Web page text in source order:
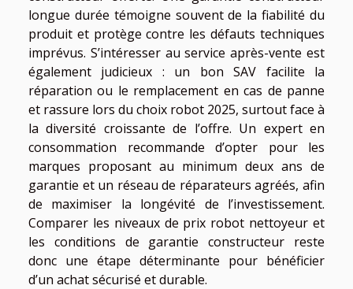
longue durée témoigne souvent de la fiabilité du
produit et protège contre les défauts techniques
imprévus. S’intéresser au service après-vente est
également judicieux : un bon SAV facilite la
réparation ou le remplacement en cas de panne
et rassure lors du choix robot 2025, surtout face à
la diversité croissante de l’offre. Un expert en
consommation recommande d’opter pour les
marques proposant au minimum deux ans de
garantie et un réseau de réparateurs agréés, afin
de maximiser la longévité de l’investissement.
Comparer les niveaux de prix robot nettoyeur et
les conditions de garantie constructeur reste
donc une étape déterminante pour bénéficier
d’un achat sécurisé et durable.